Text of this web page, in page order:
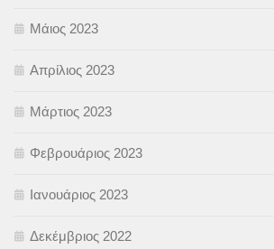
Μάιος 2023
Απρίλιος 2023
Μάρτιος 2023
Φεβρουάριος 2023
Ιανουάριος 2023
Δεκέμβριος 2022